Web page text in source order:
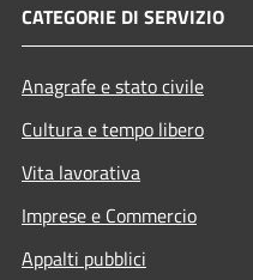
CATEGORIE DI SERVIZIO
Anagrafe e stato civile
Cultura e tempo libero
Vita lavorativa
Imprese e Commercio
Appalti pubblici